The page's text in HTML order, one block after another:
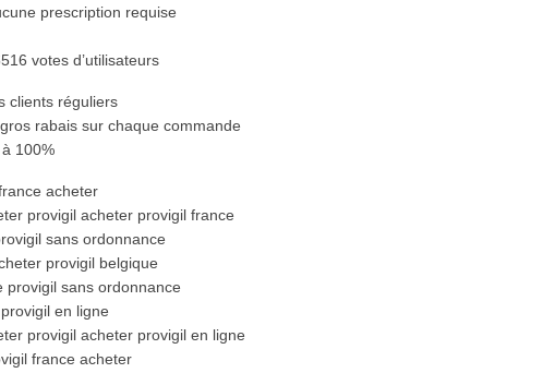
prescription requise
votes d’utilisateurs
clients réguliers
rabais sur chaque commande
100%
acheter
provigil acheter provigil france
sans ordonnance
provigil belgique
provigil sans ordonnance
en ligne
provigil acheter provigil en ligne
france acheter